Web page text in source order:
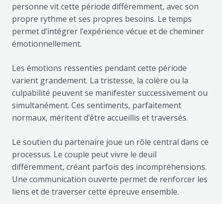
personne vit cette période différemment, avec son
propre rythme et ses propres besoins. Le temps
permet d’intégrer l’expérience vécue et de cheminer
émotionnellement.
Les émotions ressenties pendant cette période
varient grandement. La tristesse, la colère ou la
culpabilité peuvent se manifester successivement ou
simultanément. Ces sentiments, parfaitement
normaux, méritent d’être accueillis et traversés.
Le soutien du partenaire joue un rôle central dans ce
processus. Le couple peut vivre le deuil
différemment, créant parfois des incompréhensions.
Une communication ouverte permet de renforcer les
liens et de traverser cette épreuve ensemble.